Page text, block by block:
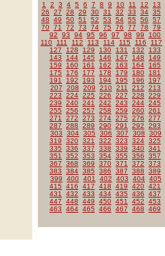
1 2 3 4 5 6 7 8 9 10 11 12
13
26
27 28 29 30 31 32 33 34 35
48
49 50 51 52 53 54 55 56
57
70 71 72 73 74 75 76 77 78
79
92
93 94 95 96 97 98 99
100
110
111 112 113 114 115 116
117
127
128 129 130 131 132
133
143
144 145 146 147 148
149
159
160 161 162 163 164
165
175
176 177 178 179 180
181
191
192 193 194 195 196
197
207
208 209 210 211 212
213
223
224 225 226 227 228
229
239
240 241 242 243 244 245
255
256 257 258 259 260 261
271
272 273 274 275 276
277
287
288 289 290 291 292
293
303
304 305 306 307 308
309
319
320 321 322 323 324 325
335
336 337 338 339 340 341
351
352 353 354 355 356
357
367
368 369 370 371 372
373
383
384 385 386 387 388
389
399
400 401 402 403 404 405
415
416 417 418 419 420 421
431
432 433 434 435 436
437
447
448 449 450 451 452
453
463
464 465 466 467 468 469